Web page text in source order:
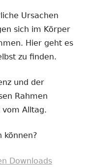
Ursachen
sich im Körper
Hier geht es
zu finden.
und der
Rahmen
vom Alltag.
können?
Downloads